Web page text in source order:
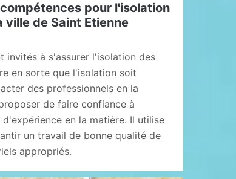
pour l'isolation
ville de Saint Etienne
invités à s'assurer l'isolation des
en sorte que l'isolation soit
des professionnels en la
de faire confiance à
en la matière. Il utilise
un travail de bonne qualité de
appropriés.